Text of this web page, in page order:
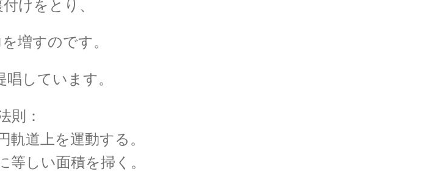
案】【インド独自の理解体系で学びボーズ粒子を定式化】
けをとり、
増すのです。
しています。
則：
道上を運動する。
しい面積を掃く。